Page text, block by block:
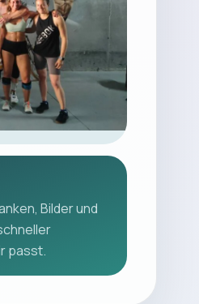
Bilder und
passt.